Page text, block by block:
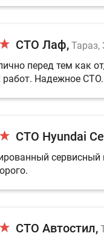
СТО Лаф Тараз,
перед тем как
Надежное
СТО Hyundai
СТО Автостил